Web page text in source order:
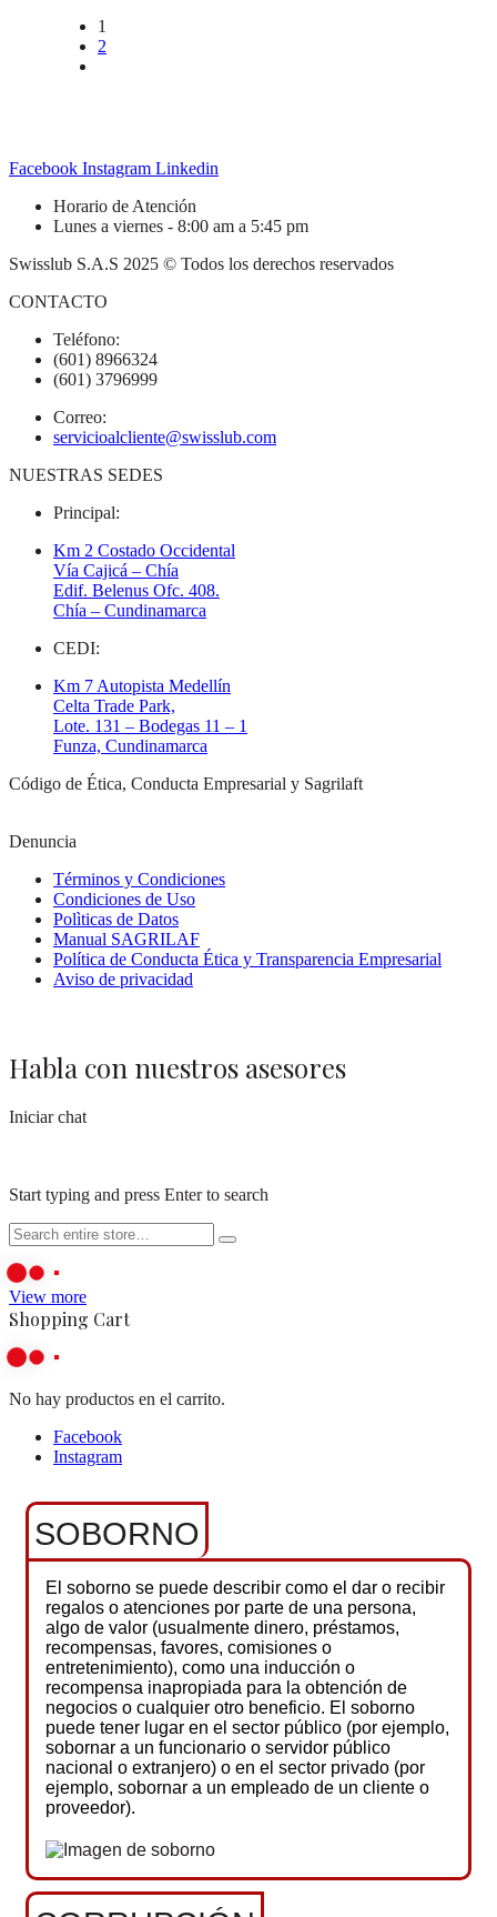
1
2
Facebook Instagram Linkedin
Horario de Atención
Lunes a viernes - 8:00 am a 5:45 pm
Swisslub S.A.S 2025 © Todos los derechos reservados
CONTACTO
Teléfono:
(601) 8966324
(601) 3796999
Correo:
servicioalcliente@swisslub.com
NUESTRAS SEDES
Principal:
Km 2 Costado Occidental
Vía Cajicá – Chía
Edif. Belenus Ofc. 408.
Chía – Cundinamarca
CEDI:
Km 7 Autopista Medellín
Celta Trade Park,
Lote. 131 – Bodegas 11 – 1
Funza, Cundinamarca
Código de Ética, Conducta Empresarial y Sagrilaft
Denuncia
Términos y Condiciones
Condiciones de Uso
Polìticas de Datos
Manual SAGRILAF
Política de Conducta Ética y Transparencia Empresarial
Aviso de privacidad
Habla con nuestros asesores
Iniciar chat
Start typing and press Enter to search
View more
Shopping Cart
No hay productos en el carrito.
Facebook
Instagram
SOBORNO
El soborno se puede describir como el dar o recibir
regalos o atenciones por parte de una persona,
algo de valor (usualmente dinero, préstamos,
recompensas, favores, comisiones o
entretenimiento), como una inducción o
recompensa inapropiada para la obtención de
negocios o cualquier otro beneficio. El soborno
puede tener lugar en el sector público (por ejemplo,
sobornar a un funcionario o servidor público
nacional o extranjero) o en el sector privado (por
ejemplo, sobornar a un empleado de un cliente o
proveedor).